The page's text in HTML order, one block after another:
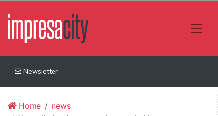
Newsletter
Home
news